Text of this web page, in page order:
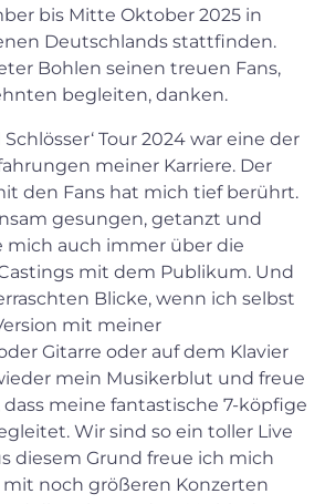
bis Mitte Oktober 2025 in
Deutschlands stattfinden.
Bohlen seinen treuen Fans,
begleiten, danken.
Tour 2024 war eine der
meiner Karriere. Der
den Fans hat mich tief berührt.
gesungen, getanzt und
mich auch immer über die
mit dem Publikum. Und
Blicke, wenn ich selbst
mit meiner
Gitarre oder auf dem Klavier
mein Musikerblut und freue
meine fantastische 7-köpfige
Wir sind so ein toller Live
diesem Grund freue ich mich
mit noch größeren Konzerten